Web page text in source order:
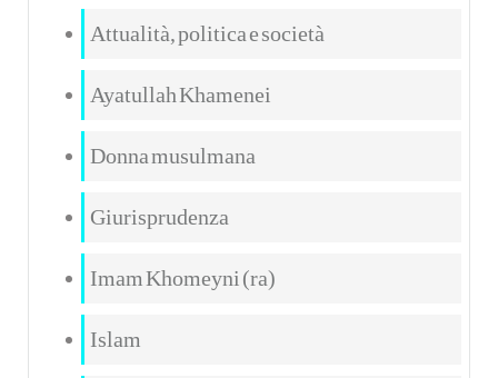
Attualità, politica e società
Ayatullah Khamenei
Donna musulmana
Giurisprudenza
Imam Khomeyni (ra)
Islam